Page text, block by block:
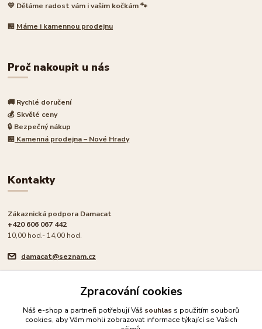
💛 Děláme radost vám i vašim kočkám 🐾
🏪 Máme i kamennou prodejnu
Proč nakoupit u nás
🚚 Rychlé doručení
💰 Skvělé ceny
🔒 Bezpečný nákup
🏪 Kamenná prodejna – Nové Hrady
Kontakty
Zákaznická podpora Damacat
+420 606 067 442
10,00 hod.- 14,00 hod.
damacat@seznam.cz
Zpracování cookies
Náš e-shop a partneři potřebují Váš souhlas s použitím souborů
cookies, aby Vám mohli zobrazovat informace týkající se Vašich